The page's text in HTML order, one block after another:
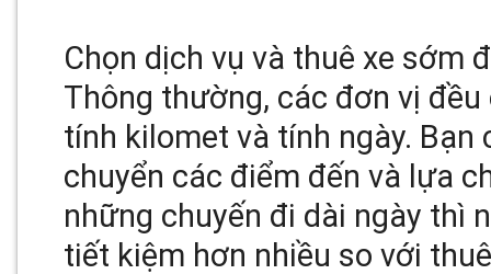
Chọn dịch vụ và thuê xe sớm
Thông thường, các đơn vị
tính kilomet và tính ngày.
chuyển các điểm đến và lựa
những chuyến đi dài ngày thì
tiết kiệm hơn nhiều so với